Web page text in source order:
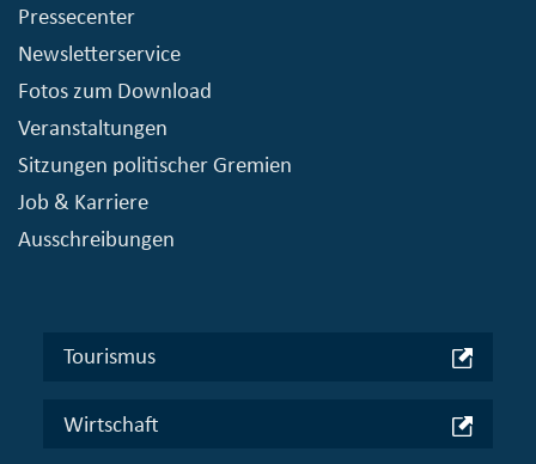
Pressecenter
Newsletterservice
Fotos zum Download
Veranstaltungen
Sitzungen politischer Gremien
Job & Karriere
Ausschreibungen
Tourismus
Wirtschaft